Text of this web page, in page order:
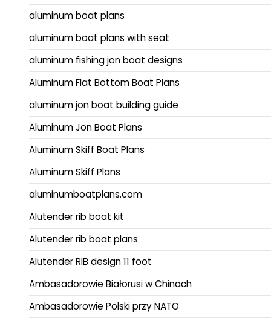
aluminum boat plans
aluminum boat plans with seat
aluminum fishing jon boat designs
Aluminum Flat Bottom Boat Plans
aluminum jon boat building guide
Aluminum Jon Boat Plans
Aluminum Skiff Boat Plans
Aluminum Skiff Plans
aluminumboatplans.com
Alutender rib boat kit
Alutender rib boat plans
Alutender RIB design 11 foot
Ambasadorowie Białorusi w Chinach
Ambasadorowie Polski przy NATO